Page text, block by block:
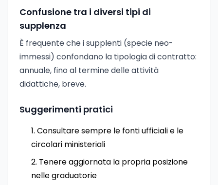
Confusione tra i diversi tipi di
supplenza
È frequente che i supplenti (specie neo-
immessi) confondano la tipologia di contratto:
annuale, fino al termine delle attività
didattiche, breve.
Suggerimenti pratici
Consultare sempre le fonti ufficiali e le
circolari ministeriali
Tenere aggiornata la propria posizione
nelle graduatorie